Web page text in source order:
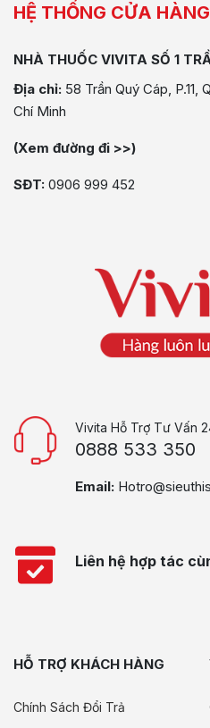
HỆ THỐNG CỬA HÀNG
NHÀ THUỐC VIVITA SỐ 1
Địa chỉ: 58 Trần Quý Cáp, P.11,
Chí Minh
(Xem đường đi >>)
SĐT: 0906 999 452
Vivita Hỗ Trợ Tư Vấn
0888 533 350
Email:
Liên hệ hợp tác
HỖ TRỢ KHÁCH HÀNG
Chính Sách Đổi Trả